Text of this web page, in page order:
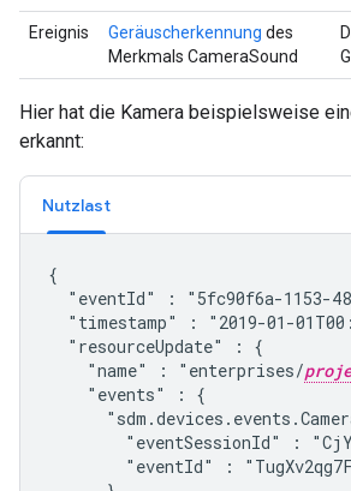
Ereignis Geräuscherkennung des
Merkmals CameraSound
Hier hat die Kamera beispielsweise
erkannt:
Nutzlast
{
"eventId" : "5fc90f6a-1153-
"timestamp" : "2019-01-
  "resourceUpdate" : {
    "name" : "enterprises/
    "events" : {
      "
"eventSessionId" :
"eventId" :